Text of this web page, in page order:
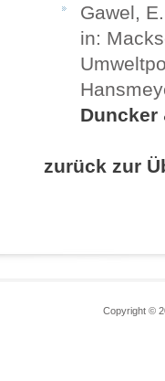
Gawel,
in:
Duncker
zurück zur
Copyright ©